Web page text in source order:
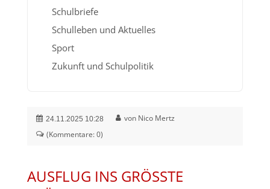
Schulbriefe
Schulleben und Aktuelles
Sport
Zukunft und Schulpolitik
24.11.2025 10:28
von Nico Mertz
(Kommentare: 0)
AUSFLUG INS GRÖSSTE K